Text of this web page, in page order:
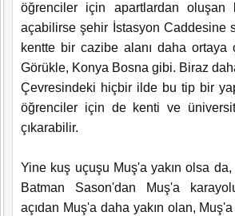
öğrenciler için apartlardan oluşan
açabilirse şehir İstasyon Caddesine
kentte bir cazibe alanı daha ortaya
Görükle, Konya Bosna gibi. Biraz
Çevresindeki hiçbir ilde bu tip bir
öğrenciler için de kenti ve
çıkarabilir.
Yine kuş uçuşu Muş'a yakın olsa
Batman Sason'dan Muş'a
açıdan Muş'a daha yakın olan,